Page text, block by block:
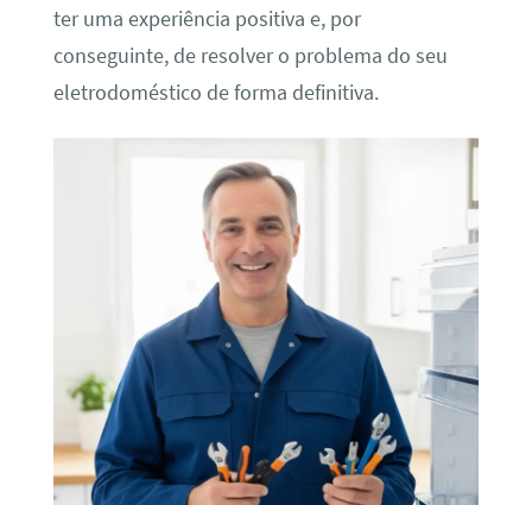
ter uma experiência positiva e, por
conseguinte, de resolver o problema do seu
eletrodoméstico de forma definitiva.